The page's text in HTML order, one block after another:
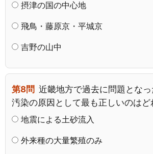
摂津の国の中心地
飛鳥・藤原京・平城京
吉野の山中
第8問 近畿地方で過去に問題とな
汚染の原因として最も正しいのはど
地震による土砂流入
外来種の大量繁殖のみ